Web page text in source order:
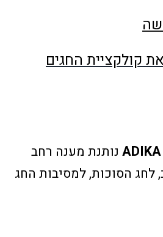
קולקציית החגים
ADIKA נותנת מענה רחב
הסוכות, למסיבות החג